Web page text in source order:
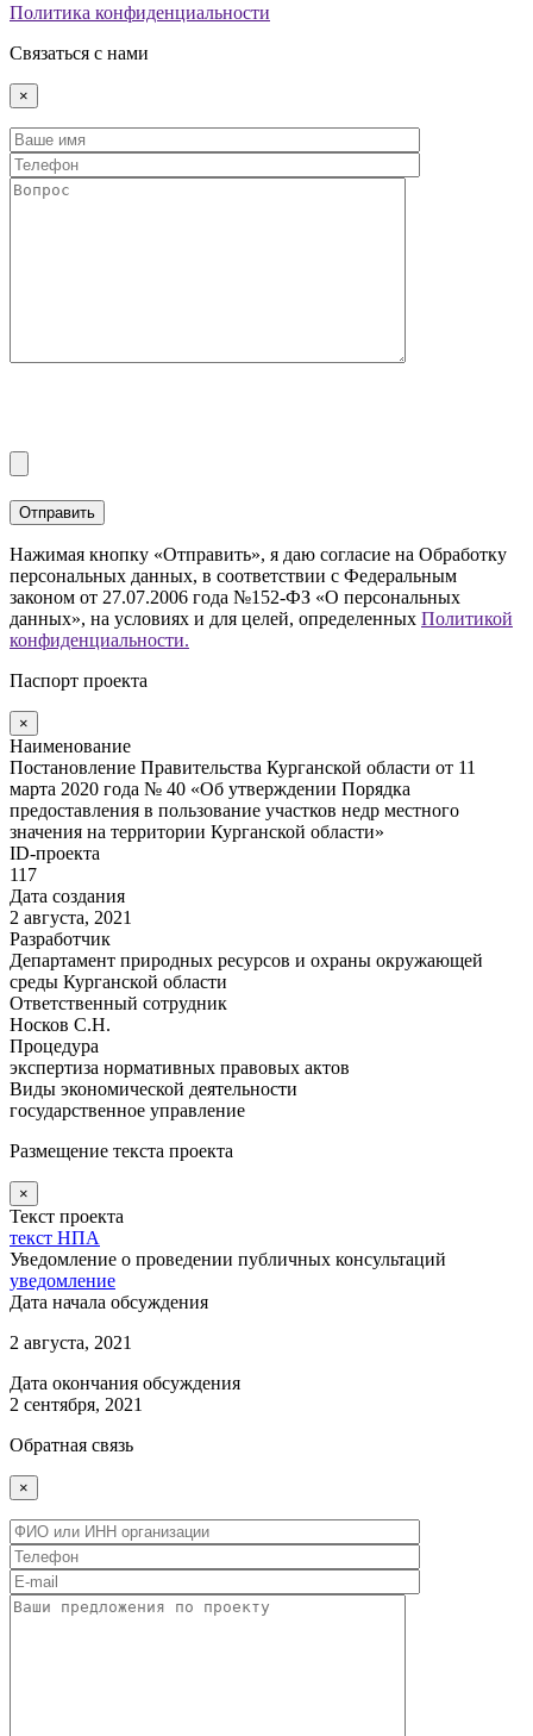
Политика конфиденциальности
Связаться с нами
×
Нажимая кнопку «Отправить», я даю согласие на Обработку
персональных данных, в соответствии с Федеральным
законом от 27.07.2006 года №152-ФЗ «О персональных
данных», на условиях и для целей, определенных Политикой
конфиденциальности.
Паспорт проекта
×
Наименование
Постановление Правительства Курганской области от 11
марта 2020 года № 40 «Об утверждении Порядка
предоставления в пользование участков недр местного
значения на территории Курганской области»
ID-проекта
117
Дата создания
2 августа, 2021
Разработчик
Департамент природных ресурсов и охраны окружающей
среды Курганской области
Ответственный сотрудник
Носков С.Н.
Процедура
экспертиза нормативных правовых актов
Виды экономической деятельности
государственное управление
Размещение текста проекта
×
Текст проекта
текст НПА
Уведомление о проведении публичных консультаций
уведомление
Дата начала обсуждения
2 августа, 2021
Дата окончания обсуждения
2 сентября, 2021
Обратная связь
×